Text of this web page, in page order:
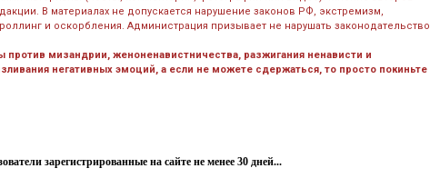
В материалах не допускается нарушение законов РФ, экстремизм,
и оскорбления. Администрация призывает не нарушать законодательство
мизандрии, женоненавистничества, разжигания ненависти и
негативных эмоций, а если не можете сдержаться, то просто покиньте
зарегистрированные на сайте не менее 30 дней...